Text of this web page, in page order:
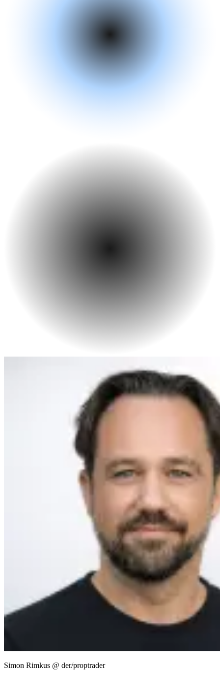
Simon Rimkus @ der/proptrader